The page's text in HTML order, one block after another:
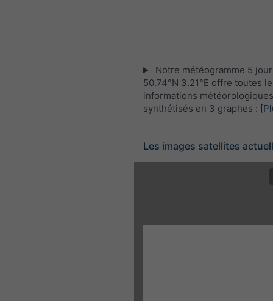
Notre météogramme 5
50.74°N 3.21°E offre toutes
informations météorologiques
synthétisés en 3 graphes :
Les images satellites